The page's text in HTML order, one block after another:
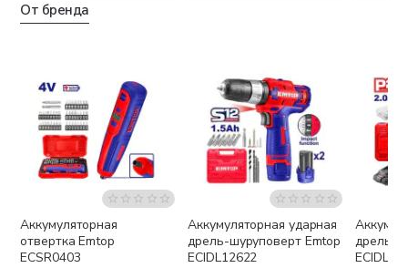
От бренда
Аккумуляторная
отвертка Emtop
ECSR0403
Аккумуляторная ударная
дрель-шуруповерт Emtop
ECIDL12622
дрель-